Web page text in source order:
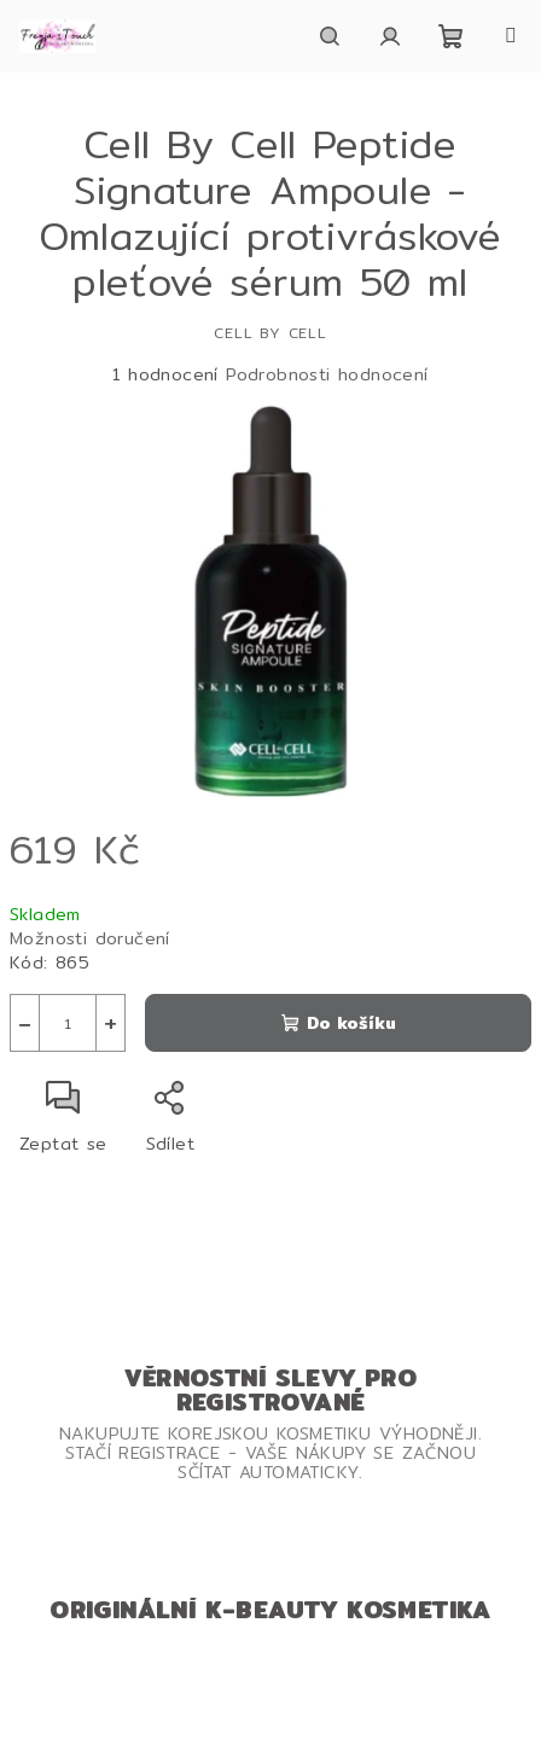
obsah
košík
619 Kč
cena:
Skladem
Možnosti doručení
Kód: 865
+
− Do košíku
Zeptat se Sdílet
Cell By Cell Peptide
Signature Ampoule -
Omlazující protivráskové
pleťové sérum 50 ml
CELL BY CELL
Průměrné
1 hodnocení Podrobnosti hodnocení
VĚRNOSTNÍ SLEVY PRO
REGISTROVANÉ
NAKUPUJTE KOREJSKOU KOSMETIKU VÝHODNĚJI.
STAČÍ REGISTRACE - VAŠE NÁKUPY SE ZAČNOU
SČÍTAT AUTOMATICKY.
ORIGINÁLNÍ K-BEAUTY KOSMETIKA